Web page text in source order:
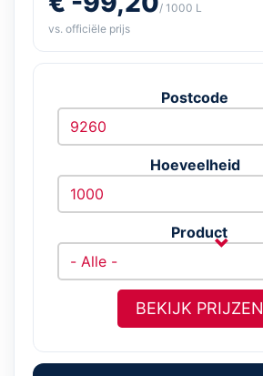
/ 1000 L
vs. officiële prijs
Postcode
Hoeveelheid
Product
BEKIJK PRIJZEN